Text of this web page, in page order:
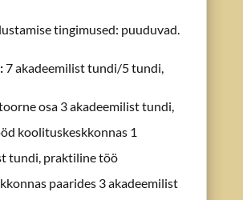
tingimused: puuduvad.
:7akadeemilist tundi/5 tundi,
osa 3 akadeemilist tundi,
koolituskeskkonnas 1
tundi, praktiline töö
paarides 3 akadeemilist